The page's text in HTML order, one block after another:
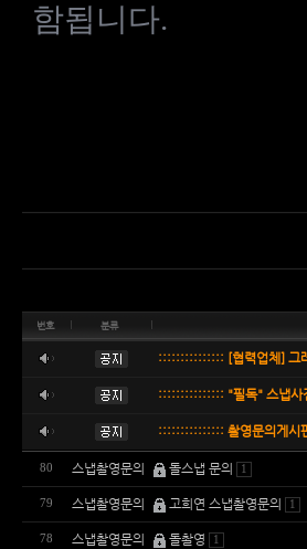
함됩니다.
번호 분류
::::::::::::::: [협력업체] 그
::::::::::::::: "필독" 스냅사
::::::::::::::: 촬영문의게시
80 스냅촬영문의 돌스냅 문의 1
79 스냅촬영문의 고희연 스냅촬영문의 1
78 스냅촬영문의 돌촬영 1